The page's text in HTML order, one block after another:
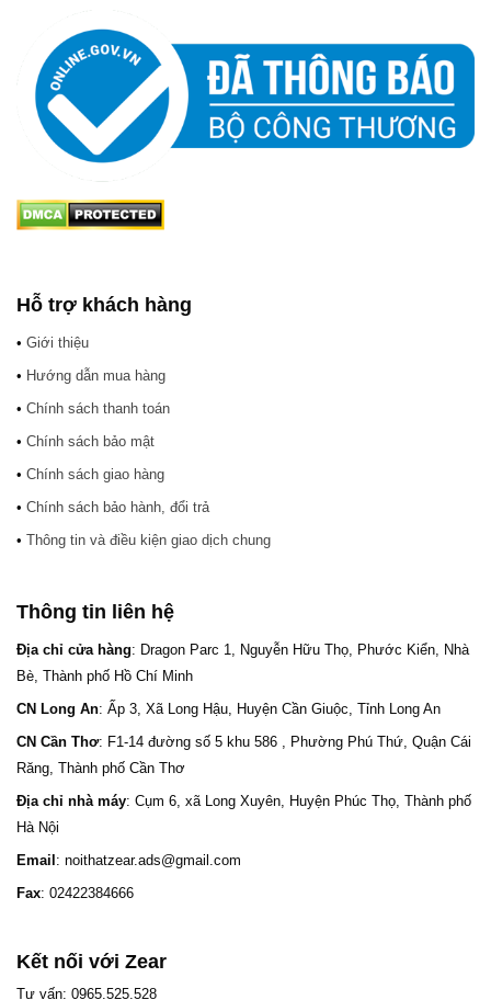
Hỗ trợ khách hàng
• Giới thiệu
• Hướng dẫn mua hàng
• Chính sách thanh toán
• Chính sách bảo mật
• Chính sách giao hàng
• Chính sách bảo hành, đổi trả
• Thông tin và điều kiện giao dịch chung
Thông tin liên hệ
Địa chỉ cửa hàng: Dragon Parc 1, Nguyễn Hữu Thọ, Phước Kiển, Nhà
Bè, Thành phố Hồ Chí Minh
CN Long An: Ấp 3, Xã Long Hậu, Huyện Cần Giuộc, Tỉnh Long An
CN Cần Thơ: F1-14 đường số 5 khu 586 , Phường Phú Thứ, Quận Cái
Răng, Thành phố Cần Thơ
Địa chỉ nhà máy: Cụm 6, xã Long Xuyên, Huyện Phúc Thọ, Thành phố
Hà Nội
Email : noithatzear.ads@gmail.com
Fax: 02422384666
Kết nối với Zear
Tư vấn: 0965.525.528